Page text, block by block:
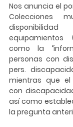
Nos anuncia el
Colecciones
equipamientos
como la
personas con
pers.
mientras que el
con
así como
la pregunta